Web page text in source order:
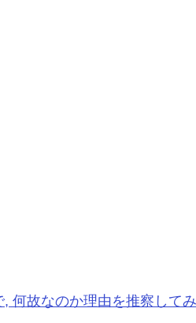
何故なのか理由を推察して